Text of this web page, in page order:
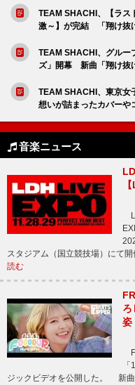
TEAM SHACHI、【ラス
激～】が完結 「翔け抜
TEAM SHACHI、グルー
ズ」開幕 新曲「翔け抜
TEAM SHACHI、東京
想いが詰まったカバーや
音楽ニュース
スタジアム（国立競技場）にて
読む
ろ
姿
ジックビデオを公開した。 新曲